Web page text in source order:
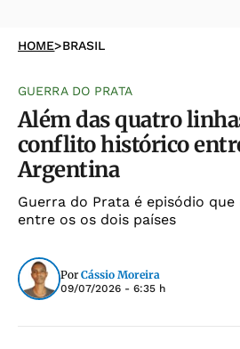
HOME>BRASIL
GUERRA DO PRATA
Além das quatro
conflito histórico
Argentina
Guerra do Prata é episódio
entre os os dois países
Por Cássio Moreira
09/07/2026 - 6:35 h